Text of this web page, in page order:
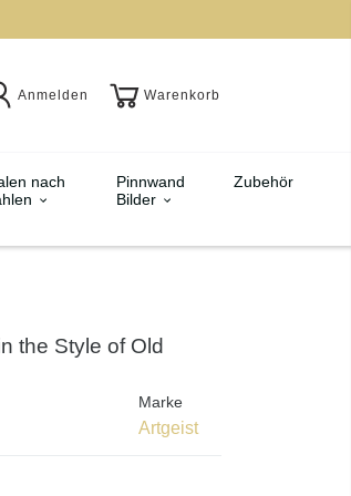
Anmelden Warenkorb
nach
Pinnwand
Bilder
Zubehör
the Style of Old
Marke
Artgeist